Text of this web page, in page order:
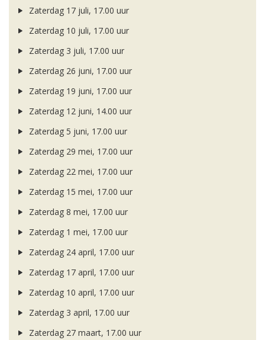
Zaterdag 17 juli, 17.00 uur
Zaterdag 10 juli, 17.00 uur
Zaterdag 3 juli, 17.00 uur
Zaterdag 26 juni, 17.00 uur
Zaterdag 19 juni, 17.00 uur
Zaterdag 12 juni, 14.00 uur
Zaterdag 5 juni, 17.00 uur
Zaterdag 29 mei, 17.00 uur
Zaterdag 22 mei, 17.00 uur
Zaterdag 15 mei, 17.00 uur
Zaterdag 8 mei, 17.00 uur
Zaterdag 1 mei, 17.00 uur
Zaterdag 24 april, 17.00 uur
Zaterdag 17 april, 17.00 uur
Zaterdag 10 april, 17.00 uur
Zaterdag 3 april, 17.00 uur
Zaterdag 27 maart, 17.00 uur